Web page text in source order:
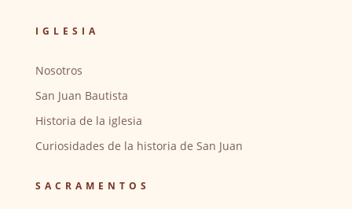
IGLESIA
Nosotros
San Juan Bautista
Historia de la iglesia
Curiosidades de la historia de San Juan
SACRAMENTOS